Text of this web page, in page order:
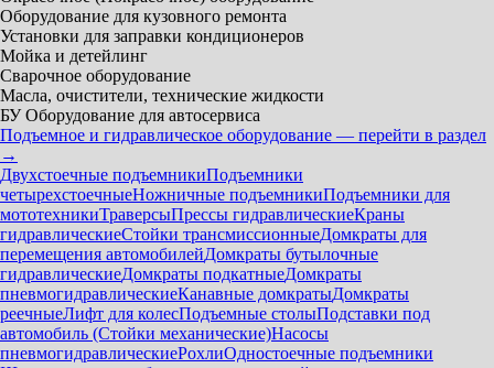
Оборудование для кузовного ремонта
Установки для заправки кондиционеров
Мойка и детейлинг
Сварочное оборудование
Масла, очистители, технические жидкости
БУ Оборудование для автосервиса
Подъемное и гидравлическое оборудование — перейти в раздел
→
Двухстоечные подъемникиПодъемники
четырехстоечныеНожничные подъемникиПодъемники для
мототехникиТраверсыПрессы гидравлическиеКраны
гидравлическиеСтойки трансмиссионныеДомкраты для
перемещения автомобилейДомкраты бутылочные
гидравлическиеДомкраты подкатныеДомкраты
пневмогидравлическиеКанавные домкратыДомкраты
реечныеЛифт для колесПодъемные столыПодставки под
автомобиль (Стойки механические)Насосы
пневмогидравлическиеРохлиОдностоечные подъемники